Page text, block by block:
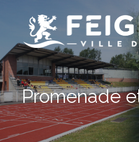
Promenade